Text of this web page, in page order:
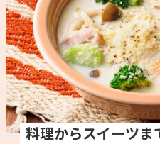
ホーム
コンテンツ
レシピ
トーク
きゅうり なす
ピーマン
みょうが
料理からスイーツま